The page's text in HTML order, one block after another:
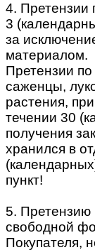
4. Претензии
3
за
материалом.
Претензии
саженцы,
растения,
течении 30
получения
хранился в
пункт!
5. Претензию
свободной
Покупателя,